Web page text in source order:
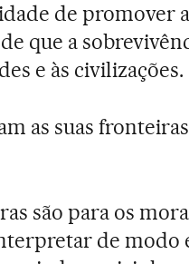
de promover
que a
e às civilizações.
as suas fronteiras
são para os
de modo